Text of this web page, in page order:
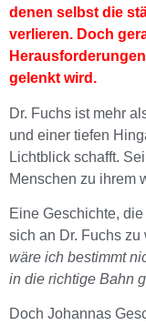
denen selbst die
verlieren. Doch
gelenkt wird.
Dr. Fuchs ist mehr
und einer tiefen
Lichtblick schafft.
Menschen zu ihrem
Eine Geschichte,
sich an Dr. Fuchs
wäre ich bestimmt
in die richtige Bahn
Doch Johannas